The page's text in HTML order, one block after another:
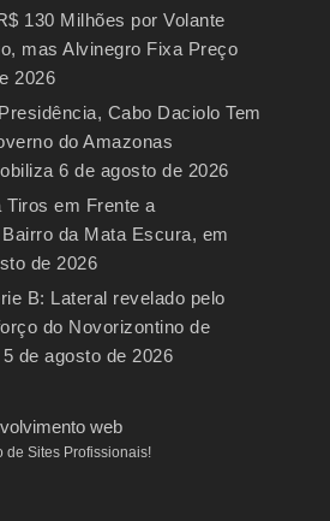
130 Milhões por Volante
mas Alvinegro Fixa Preço
2026
Cabo Daciolo Tem
do Amazonas
6 de agosto de 2026
em Frente a
da Mata Escura, em
de 2026
B: Lateral revelado pelo
do Novorizontino de
5 de agosto de 2026
de Sites Profissionais!